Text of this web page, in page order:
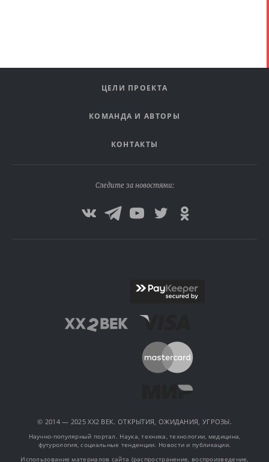
ЦЕЛИ ПРОЕКТА
КОМАНДА И АВТОРЫ
КОНТАКТЫ
Следите за новостями:
© 2014 — 2025 XX2 ВЕК. ОТКРЫТИЯ, ОЖИДАНИЯ, УГРОЗЫ.
Научно-популярный портал. Наука, техника, технологии, медицина,
футурология, социальные тенденции. Новости и публикации.
Использование материалов сайта (распространение, воспроизведение,